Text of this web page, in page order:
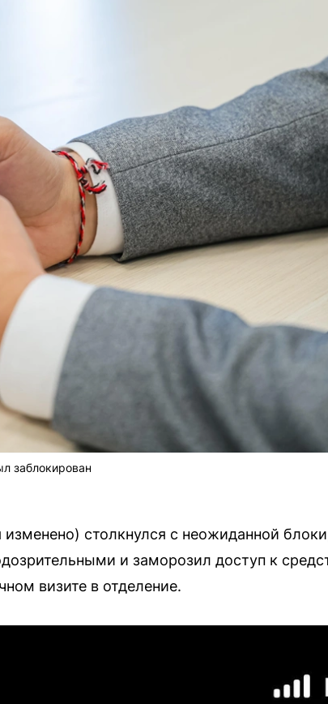
заблокирован
столкнулся с неожиданной
и заморозил доступ к
визите в отделение.